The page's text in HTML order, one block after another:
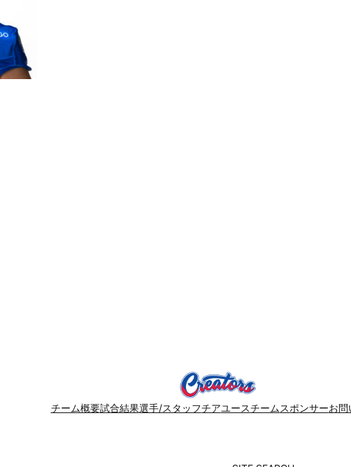
チーム概要試合結果選手/スタッフチアユースチームスポンサーお問